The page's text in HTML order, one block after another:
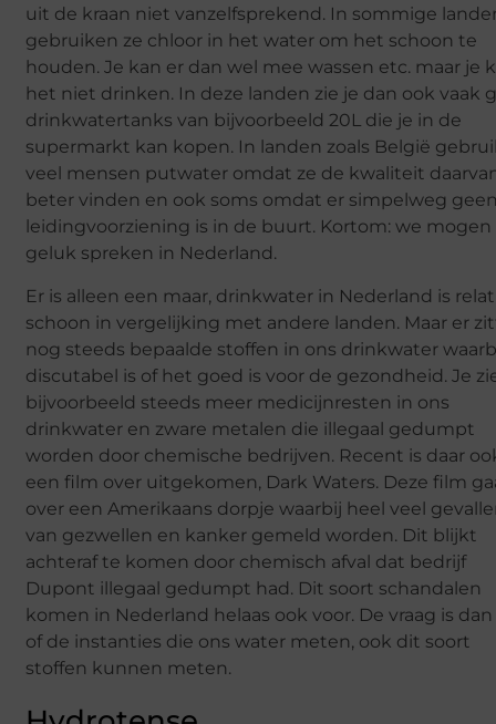
uit de kraan niet vanzelfsprekend. In sommige
gebruiken ze chloor in het water om het schoon te
houden. Je kan er dan wel mee wassen etc. maar je
het niet drinken. In deze landen zie je dan ook vaak
drinkwatertanks van bijvoorbeeld 20L die je in de
supermarkt kan kopen. In landen zoals België
veel mensen putwater omdat ze de kwaliteit
beter vinden en ook soms omdat er simpelweg
leidingvoorziening is in de buurt. Kortom: we mogen
geluk spreken in Nederland.
Er is alleen een maar, drinkwater in Nederland is
schoon in vergelijking met andere landen. Maar er
nog steeds bepaalde stoffen in ons drinkwater
discutabel is of het goed is voor de gezondheid. Je
bijvoorbeeld steeds meer medicijnresten in ons
drinkwater en zware metalen die illegaal gedumpt
worden door chemische bedrijven. Recent is daar
een film over uitgekomen, Dark Waters. Deze film
over een Amerikaans dorpje waarbij heel veel
van gezwellen en kanker gemeld worden. Dit blijkt
achteraf te komen door chemisch afval dat bedrijf
Dupont illegaal gedumpt had. Dit soort schandalen
komen in Nederland helaas ook voor. De vraag is
of de instanties die ons water meten, ook dit soort
stoffen kunnen meten.